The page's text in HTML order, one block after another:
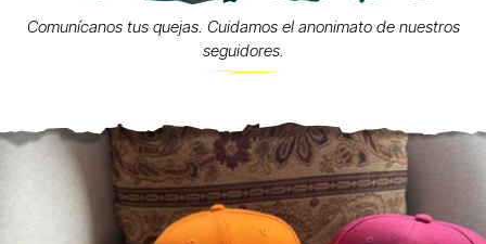
Comunícanos tus quejas. Cuidamos el anonimato de nuestros
seguidores.